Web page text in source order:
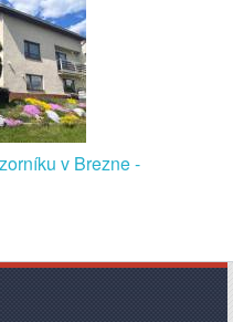
v Brezne -